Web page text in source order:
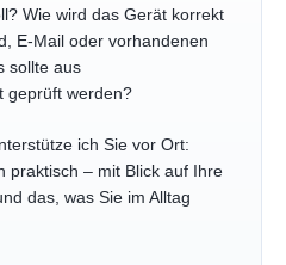
Wie wird das Gerät korrekt
E-Mail oder vorhandenen
sollte aus
geprüft werden?
ich Sie vor Ort:
praktisch – mit Blick auf Ihre
das, was Sie im Alltag